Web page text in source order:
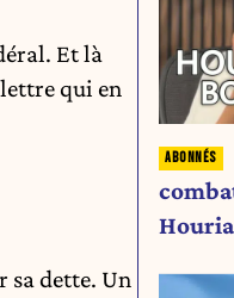
Et là
lettre qui en
sa dette. Un